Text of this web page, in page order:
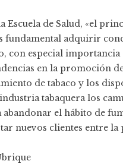
Escuela de Salud, «el
fundamental adquirir
con especial
en la promoción
de tabaco y los
tabaquera los
abandonar el hábito de
nuevos clientes entre la